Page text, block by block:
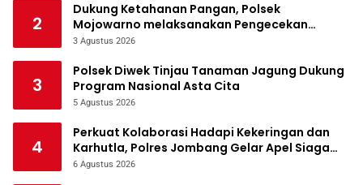
2
Dukung Ketahanan Pangan, Polsek
Mojowarno melaksanakan Pengecekan
Tanaman Jagung
3 Agustus 2026
3
Polsek Diwek Tinjau Tanaman Jagung Dukung
Program Nasional Asta Cita
5 Agustus 2026
4
Perkuat Kolaborasi Hadapi Kekeringan dan
Karhutla, Polres Jombang Gelar Apel Siaga
Bencana
6 Agustus 2026